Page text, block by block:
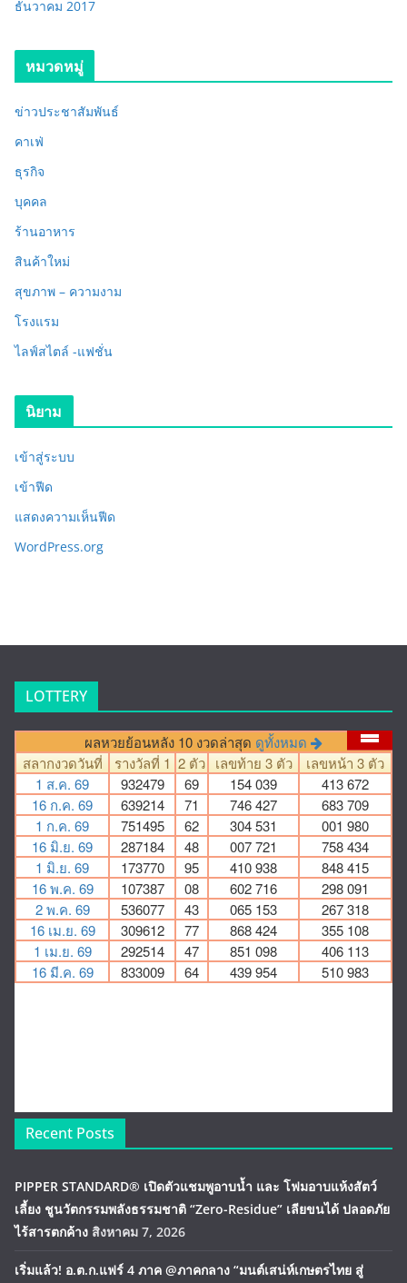
ธันวาคม 2017
หมวดหมู่
ข่าวประชาสัมพันธ์
คาเฟ่
ธุรกิจ
บุคคล
ร้านอาหาร
สินค้าใหม่
สุขภาพ – ความงาม
โรงแรม
ไลฟ์สไตล์ -แฟชั่น
นิยาม
เข้าสู่ระบบ
เข้าฟีด
แสดงความเห็นฟีด
WordPress.org
LOTTERY
Recent Posts
PIPPER STANDARD® เปิดตัวแชมพูอาบน้ำ และ โฟมอาบแห้งสัตว์
เลี้ยง ชูนวัตกรรมพลังธรรมชาติ “Zero-Residue” เลียขนได้ ปลอดภัย
ไร้สารตกค้าง สิงหาคม 7, 2026
เริ่มแล้ว! อ.ต.ก.แฟร์ 4 ภาค @ภาคกลาง “มนต์เสน่ห์เกษตรไทย สู่